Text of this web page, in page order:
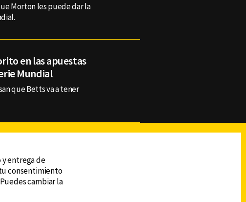
Morton les puede dar la
en las apuestas
Mundial
que Betts va a tener
entrega de
consentimiento
cambiar la